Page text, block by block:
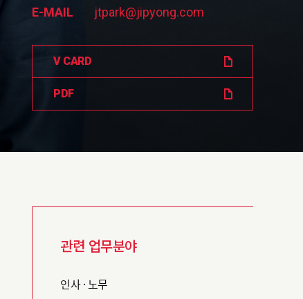
E-MAIL
jtpark@jipyong.com
V CARD
PDF
관련 업무분야
인사 · 노무